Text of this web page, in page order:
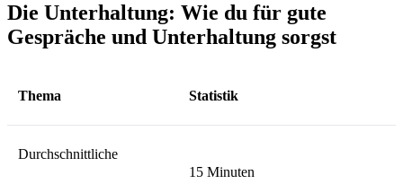
Die Unterhaltung: Wie du für gute
Gespräche und Unterhaltung sorgst
Thema Statistik
Durchschnittliche
15 Minuten